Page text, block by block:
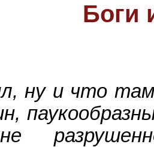
Боги
ну и что